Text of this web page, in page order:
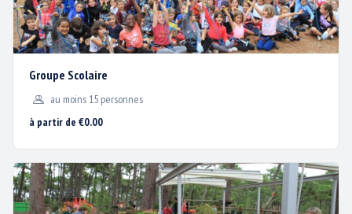
Groupe Scolaire
au moins 15 personnes
à partir de €0.00